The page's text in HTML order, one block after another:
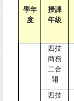
學年
度
授課
年級
四技
商務
二合
開
四技